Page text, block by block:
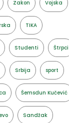
Zakon Vojska
TIKA
Studenti Štrpci
Srbija sport
Šemsdun Kučević
Sandžak